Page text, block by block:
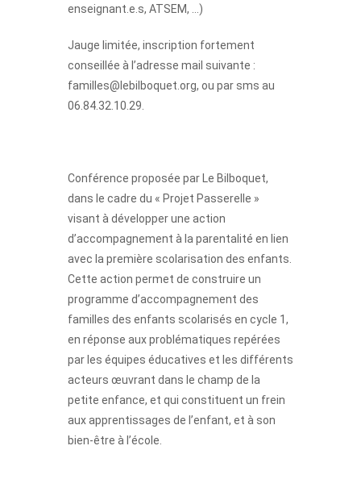
enseignant.e.s, ATSEM, …)
Jauge limitée, inscription fortement
conseillée à l’adresse mail suivante :
familles@lebilboquet.org, ou par sms au
06 .84.32.10.29.
Conférence proposée par Le Bilboquet,
dans le cadre du « Projet Passerelle »
visant à développer une action
d’accompagnement à la parentalité en lien
avec la première scolarisation des enfants.
Cette action permet de construire un
programme d’accompagnement des
familles des enfants scolarisés en cycle 1,
en réponse aux problématiques repérées
par les équipes éducatives et les différents
acteurs œuvrant dans le champ de la
petite enfance, et qui constituent un frein
aux apprentissages de l’enfant, et à son
bien-être à l’école.